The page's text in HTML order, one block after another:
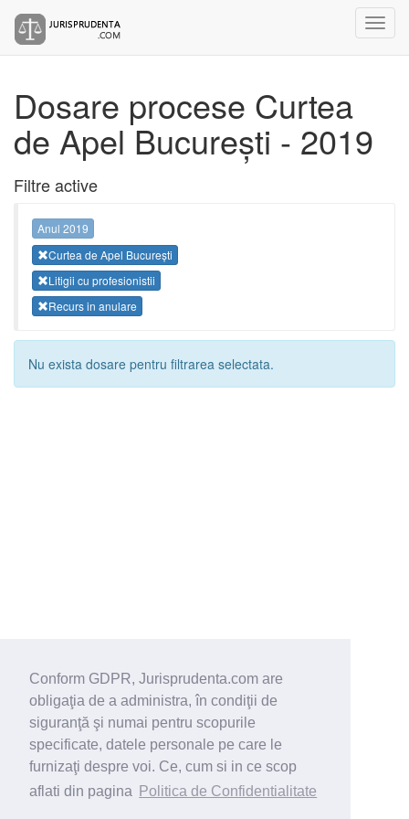
Conform GDPR, Jurisprudenta.com are
obligaţia de a administra, în condiţii de
siguranţă şi numai pentru scopurile
specificate, datele personale pe care le
furnizaţi despre voi. Ce, cum si in ce scop
aflati din pagina
Politica de Confidentialitate
Dosare procese Curtea
de Apel București - 2019
Filtre active
Anul 2019
Curtea de Apel București
Litigii cu profesionistii
Recurs in anulare
Nu exista dosare pentru filtrarea selectata.